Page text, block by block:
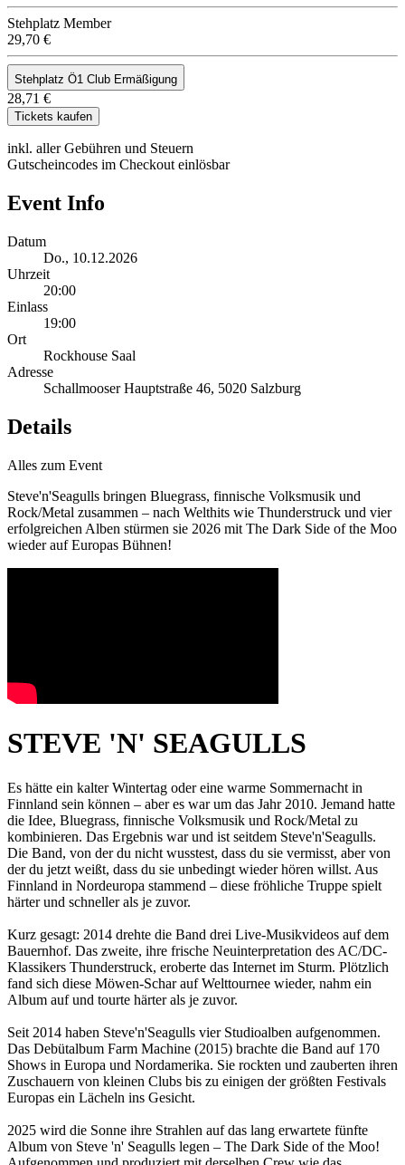
Stehplatz Member
29,70 €
Stehplatz Ö1 Club Ermäßigung
28,71 €
Tickets kaufen
inkl. aller Gebühren und Steuern
Gutscheincodes im Checkout einlösbar
Event Info
Datum
Do., 10.12.2026
Uhrzeit
20:00
Einlass
19:00
Ort
Rockhouse Saal
Adresse
Schallmooser Hauptstraße 46, 5020 Salzburg
Details
Alles zum Event
Steve'n'Seagulls bringen Bluegrass, finnische Volksmusik und
Rock/Metal zusammen – nach Welthits wie Thunderstruck und vier
erfolgreichen Alben stürmen sie 2026 mit The Dark Side of the Moo
wieder auf Europas Bühnen!
STEVE 'N' SEAGULLS
Es hätte ein kalter Wintertag oder eine warme Sommernacht in
Finnland sein können – aber es war um das Jahr 2010. Jemand hatte
die Idee, Bluegrass, finnische Volksmusik und Rock/Metal zu
kombinieren. Das Ergebnis war und ist seitdem Steve'n'Seagulls.
Die Band, von der du nicht wusstest, dass du sie vermisst, aber von
der du jetzt weißt, dass du sie unbedingt wieder hören willst. Aus
Finnland in Nordeuropa stammend – diese fröhliche Truppe spielt
härter und schneller als je zuvor.
Kurz gesagt: 2014 drehte die Band drei Live-Musikvideos auf dem
Bauernhof. Das zweite, ihre frische Neuinterpretation des AC/DC-
Klassikers Thunderstruck, eroberte das Internet im Sturm. Plötzlich
fand sich diese Möwen-Schar auf Welttournee wieder, nahm ein
Album auf und tourte härter als je zuvor.
Seit 2014 haben Steve'n'Seagulls vier Studioalben aufgenommen.
Das Debütalbum Farm Machine (2015) brachte die Band auf 170
Shows in Europa und Nordamerika. Sie rockten und zauberten ihren
Zuschauern von kleinen Clubs bis zu einigen der größten Festivals
Europas ein Lächeln ins Gesicht.
2025 wird die Sonne ihre Strahlen auf das lang erwartete fünfte
Album von Steve 'n' Seagulls legen – The Dark Side of the Moo!